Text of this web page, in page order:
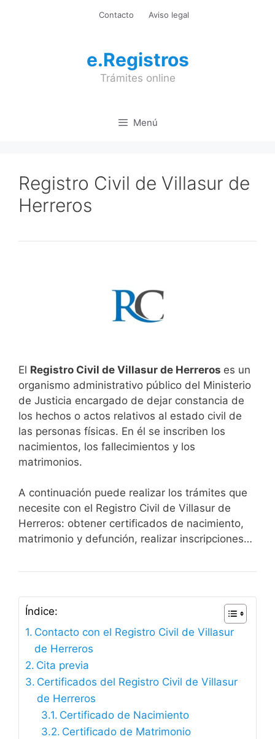
Contacto Aviso legal
e.Registros
Trámites online
Menú
Registro Civil de Villasur de
Herreros
El Registro Civil de Villasur de Herreros es un
organismo administrativo público del Ministerio
de Justicia encargado de dejar constancia de
los hechos o actos relativos al estado civil de
las personas físicas. En él se inscriben los
nacimientos, los fallecimientos y los
matrimonios.
A continuación puede realizar los trámites que
necesite con el Registro Civil de Villasur de
Herreros: obtener certificados de nacimiento,
matrimonio y defunción, realizar inscripciones…
Índice:
Contacto con el Registro Civil de Villasur
de Herreros
Cita previa
Certificados del Registro Civil de Villasur
de Herreros
Certificado de Nacimiento
Certificado de Matrimonio